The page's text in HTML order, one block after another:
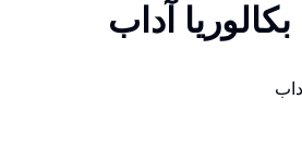
بكالوريا آداب